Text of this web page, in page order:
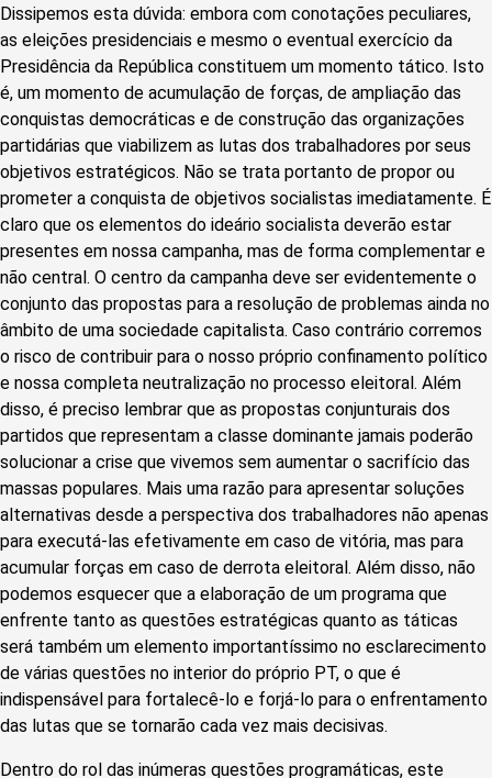
Dissipemos esta dúvida: embora com conotações peculiares,
as eleições presidenciais e mesmo o eventual exercício da
Presidência da República constituem um momento tático. Isto
é, um momento de acumulação de forças, de ampliação das
conquistas democráticas e de construção das organizações
partidárias que viabilizem as lutas dos trabalhadores por seus
objetivos estratégicos. Não se trata portanto de propor ou
prometer a conquista de objetivos socialistas imediatamente. É
claro que os elementos do ideário socialista deverão estar
presentes em nossa campanha, mas de forma complementar e
não central. O centro da campanha deve ser evidentemente o
conjunto das propostas para a resolução de problemas ainda no
âmbito de uma sociedade capitalista. Caso contrário corremos
o risco de contribuir para o nosso próprio confinamento político
e nossa completa neutralização no processo eleitoral. Além
disso, é preciso lembrar que as propostas conjunturais dos
partidos que representam a classe dominante jamais poderão
solucionar a crise que vivemos sem aumentar o sacrifício das
massas populares. Mais uma razão para apresentar soluções
alternativas desde a perspectiva dos trabalhadores não apenas
para executá-las efetivamente em caso de vitória, mas para
acumular forças em caso de derrota eleitoral. Além disso, não
podemos esquecer que a elaboração de um programa que
enfrente tanto as questões estratégicas quanto as táticas
será também um elemento importantíssimo no esclarecimento
de várias questões no interior do próprio PT, o que é
indispensável para fortalecê-lo e forjá-lo para o enfrentamento
das lutas que se tornarão cada vez mais decisivas.
Dentro do rol das inúmeras questões programáticas, este